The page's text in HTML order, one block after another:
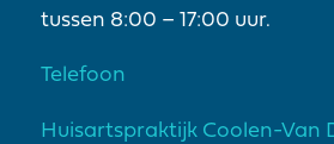
tussen 8:00 – 17:00 uur.
Telefoon
Huisartspraktijk Coolen-Van